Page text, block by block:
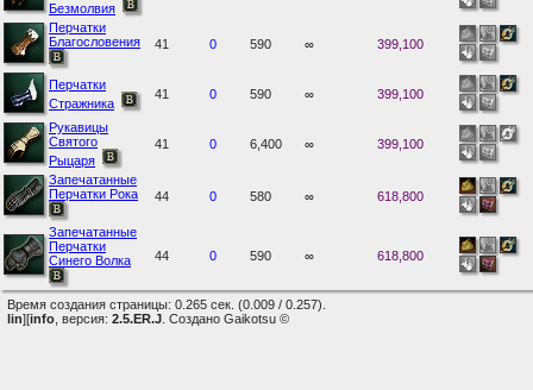
Безмолвия
Перчатки
Благословения
41 0 590 ∞ 399,100
Перчатки
Стражника
41 0 590 ∞ 399,100
Рукавицы
Святого
Рыцаря
41 0 6,400 ∞ 399,100
Запечатанные
Перчатки Рока
44 0 580 ∞ 618,800
Запечатанные
Перчатки
Синего Волка
44 0 590 ∞ 618,800
Время создания страницы: 0.265 сек. (0.009 / 0.257).
lin][info , версия: 2.5.ER.J . Создано Gaikotsu ©